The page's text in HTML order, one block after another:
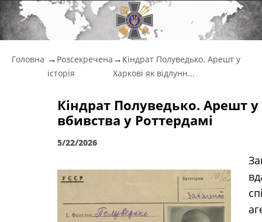
Головна
Розсекречена
історія
Кіндрат Полуведько. Арешт у
Харкові як відлунн...
Кіндрат Полуведько. Арешт у
вбивства у Роттердамі
5/22/2026